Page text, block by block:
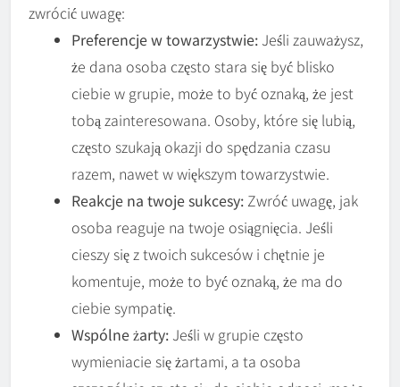
zwrócić uwagę:
Preferencje w towarzystwie: Jeśli zauważysz,
że dana osoba często stara się być blisko
ciebie w grupie, może to być oznaką, że jest
tobą zainteresowana. Osoby, które się lubią,
często szukają okazji do spędzania czasu
razem, nawet w większym towarzystwie.
Reakcje na twoje sukcesy: Zwróć uwagę, jak
osoba reaguje na twoje osiągnięcia. Jeśli
cieszy się z twoich sukcesów i chętnie je
komentuje, może to być oznaką, że ma do
ciebie sympatię.
Wspólne żarty: Jeśli w grupie często
wymieniacie się żartami, a ta osoba